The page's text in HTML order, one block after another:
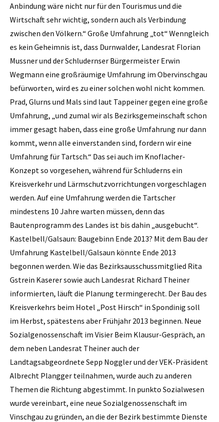
Anbindung wäre nicht nur für den Tourismus und die
Wirtschaft sehr wichtig, sondern auch als Verbindung
zwischen den Völkern.“ Große Umfahrung „tot“ Wenngleich
es kein Geheimnis ist, dass Durnwalder, Landesrat Florian
Mussner und der Schludernser Bürgermeister Erwin
Wegmann eine großräumige Umfahrung im Obervinschgau
befürworten, wird es zu einer solchen wohl nicht kommen.
Prad, Glurns und Mals sind laut Tappeiner gegen eine große
Umfahrung, „und zumal wir als Bezirksgemeinschaft schon
immer gesagt haben, dass eine große Umfahrung nur dann
kommt, wenn alle einverstanden sind, fordern wir eine
Umfahrung für Tartsch.“ Das sei auch im Knoflacher-
Konzept so vorgesehen, während für Schluderns ein
Kreisverkehr und Lärmschutzvorrichtungen vorgeschlagen
werden. Auf eine Umfahrung werden die Tartscher
mindestens 10 Jahre warten müssen, denn das
Bautenprogramm des Landes ist bis dahin „ausgebucht“.
Kastelbell/Galsaun: Baugebinn Ende 2013? Mit dem Bau der
Umfahrung Kastelbell/Galsaun könnte Ende 2013
begonnen werden. Wie das Bezirksausschussmitglied Rita
Gstrein Kaserer sowie auch Landesrat Richard Theiner
informierten, läuft die Planung termingerecht. Der Bau des
Kreisverkehrs beim Hotel „Post Hirsch“ in Spondinig soll
im Herbst, spätestens aber Frühjahr 2013 beginnen. Neue
Sozialgenossenschaft im Visier Beim Klausur-Gespräch, an
dem neben Landesrat Theiner auch der
Landtagsabgeordnete Sepp Noggler und der VEK-Präsident
Albrecht Plangger teilnahmen, wurde auch zu anderen
Themen die Richtung abgestimmt. In punkto Sozialwesen
wurde vereinbart, eine neue Sozialgenossenschaft im
Vinschgau zu gründen, an die der Bezirk bestimmte Dienste